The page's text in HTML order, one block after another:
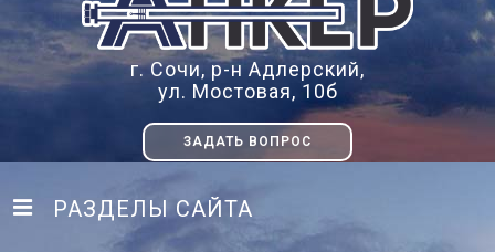
г. Сочи, р-н Адлерский,
ул. Мостовая, 10б
ЗАДАТЬ ВОПРОС
РАЗДЕЛЫ САЙТА